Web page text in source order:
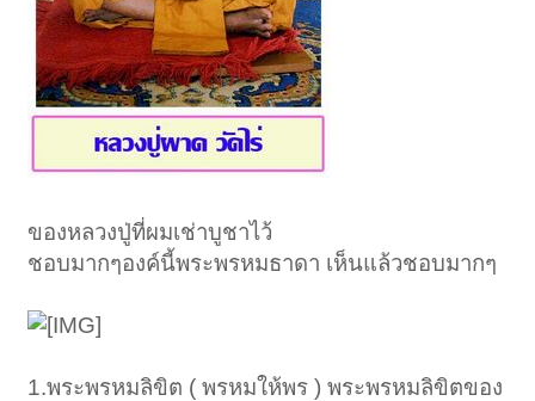
ของหลวงปู่ที่ผมเช่าบูชาไว้
ชอบมากๆองค์นี้พระพรหมธาดา เห็นแล้วชอบมากๆ
1.พระพรหมลิขิต ( พรหมให้พร ) พระพรหมลิขิตของ